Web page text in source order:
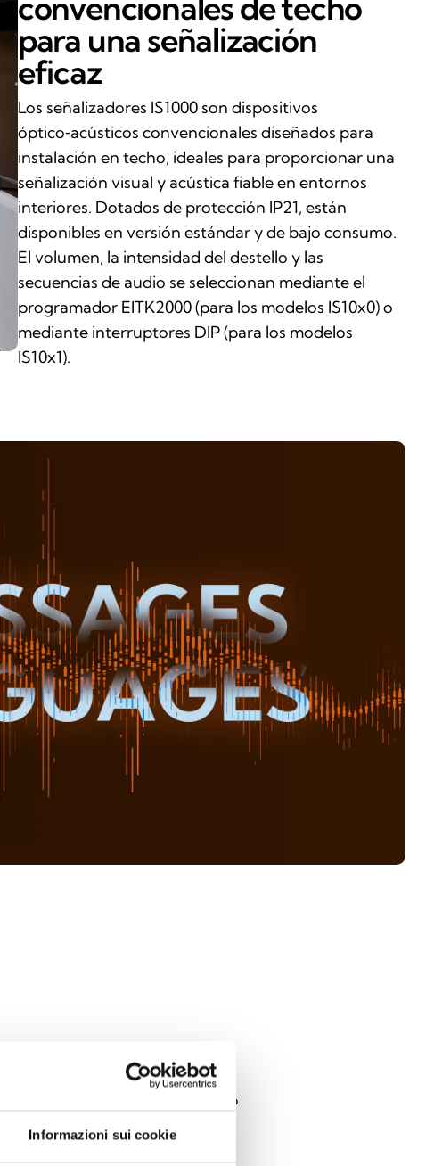
Informazioni sui cookie
para una señalización
eficaz
Los señalizadores IS1000 son dispositivos
óptico‑acústicos convencionales diseñados para
instalación en techo, ideales para proporcionar una
señalización visual y acústica fiable en entornos
interiores. Dotados de protección IP21, están
disponibles en versión estándar y de bajo consumo.
El volumen, la intensidad del destello y las
secuencias de audio se seleccionan mediante el
programador EITK2000 (para los modelos IS10x0) o
mediante interruptores DIP (para los modelos
IS10x1).
Señalizador óptico-acústico de techo